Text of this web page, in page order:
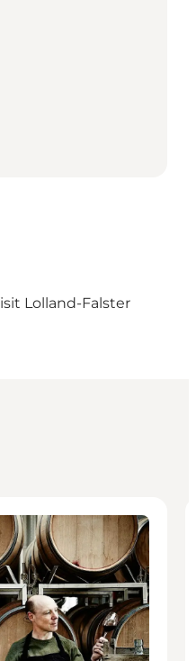
Lolland-Falster